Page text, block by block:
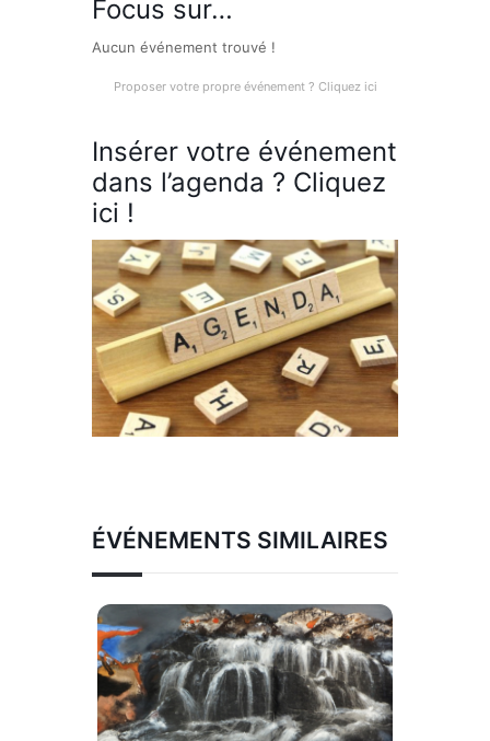
Focus sur…
Aucun événement trouvé !
Proposer votre propre événement ? Cliquez ici
Insérer votre événement
dans l’agenda ? Cliquez
ici !
ÉVÉNEMENTS SIMILAIRES